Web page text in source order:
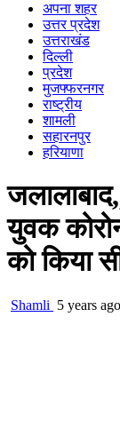
अपना शहर
उत्तर प्रदेश
उत्तराखंड
दिल्ली
प्रदेश
मुजफ्फरनगर
राष्ट्रीय
शामली
सहारनपुर
हरियाणा
युवक
को किया
Shamli 5 years ago